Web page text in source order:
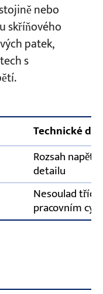
nebo
skříňového
patek,
s
Technické
Rozsah
detailu
Nesoulad
pracovním